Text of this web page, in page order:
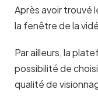
Après avoir trouvé
la fenêtre de la
Par ailleurs, la
possibilité de
qualité de